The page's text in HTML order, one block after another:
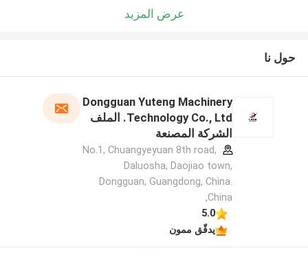
عرض المزيد
حول نا
Dongguan Yuteng Machinery
Technology Co., Ltd. الملف
الشركة المصنعة
No.1, Chuangyeyuan 8th road,
Daluosha, Daojiao town,
Dongguan, Guangdong, China.
,China
5.0
يدقّق ممون